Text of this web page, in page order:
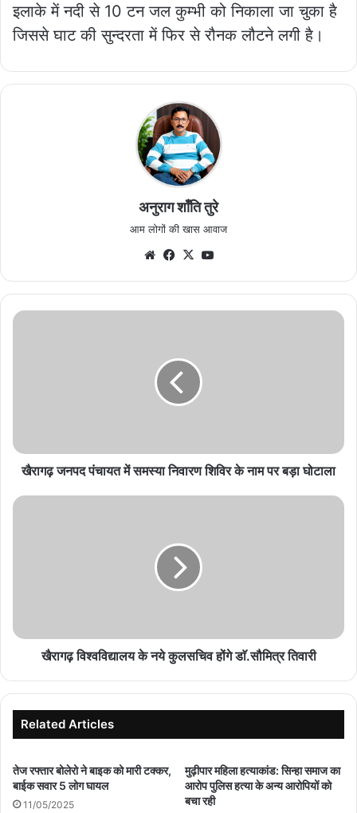
इलाके में नदी से 10 टन जल कुम्भी को निकाला जा चुका है
जिससे घाट की सुन्दरता में फिर से रौनक लौटने लगी है।
अनुराग शाँति तुरे
आम लोगों की खास आवाज
WebsiteFacebook
X
खैरागढ़
नाम
पर
घोटाला
खैरागढ़ जनपद पंचायत में समस्या निवारण शिविर के नाम पर बड़ा घोटाला
खैरागढ़
खैरागढ़ विश्वविद्यालय के नये कुलसचिव होंगे डाॅ.सौमित्र तिवारी
Related Articles
तेज रफ्तार बोलेरो ने बाइक को मारी टक्कर,
बाईक सवार 5 लोग घायल
11/05/2025
मुढ़ीपार महिला हत्याकांड: सिन्हा समाज का
आरोप पुलिस हत्या के अन्य आरोपियों को
बचा रही